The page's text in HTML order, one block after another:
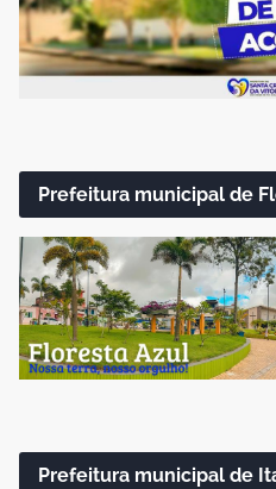
Prefeitura municipal de
Prefeitura municipal de